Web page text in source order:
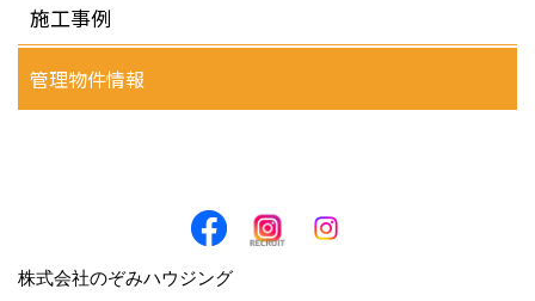
施工事例
管理物件情報
株式会社のぞみハウジング